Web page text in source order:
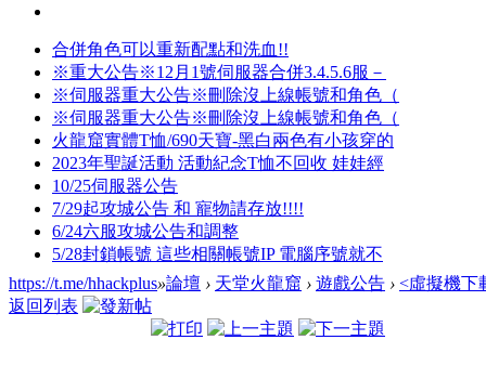
合併角色可以重新配點和洗血!!
※重大公告※12月1號伺服器合併3.4.5.6服－
※伺服器重大公告※刪除沒上線帳號和角色（
※伺服器重大公告※刪除沒上線帳號和角色（
火龍窟實體T恤/690天寶-黑白兩色有小孩穿的
2023年聖誕活動 活動紀念T恤不回收 娃娃經
10/25伺服器公告
7/29起攻城公告 和 寵物請存放!!!!
6/24六服攻城公告和調整
5/28封鎖帳號 這些相關帳號IP 電腦序號就不
https://t.me/hhackplus»論壇 › 天堂火龍窟 › 遊戲公告 › <虛擬機下
返回列表